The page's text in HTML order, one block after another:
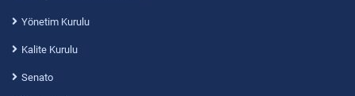
Yönetim Kurulu
Kalite Kurulu
Senato